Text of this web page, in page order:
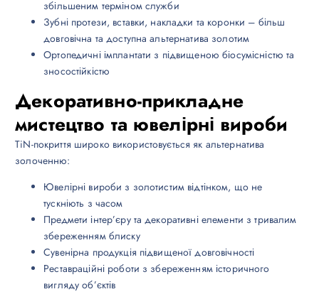
збільшеним терміном служби
Зубні протези, вставки, накладки та коронки – більш
довговічна та доступна альтернатива золотим
Ортопедичні імплантати з підвищеною біосумісністю та
зносостійкістю
Декоративно-прикладне
мистецтво та ювелірні вироби
TiN-покриття широко використовується як альтернатива
золоченню:
Ювелірні вироби з золотистим відтінком, що не
тускніють з часом
Предмети інтер’єру та декоративні елементи з тривалим
збереженням блиску
Сувенірна продукція підвищеної довговічності
Реставраційні роботи з збереженням історичного
вигляду об’єктів